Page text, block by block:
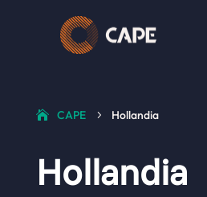
CAPE 5 Hollandia
Hollandia